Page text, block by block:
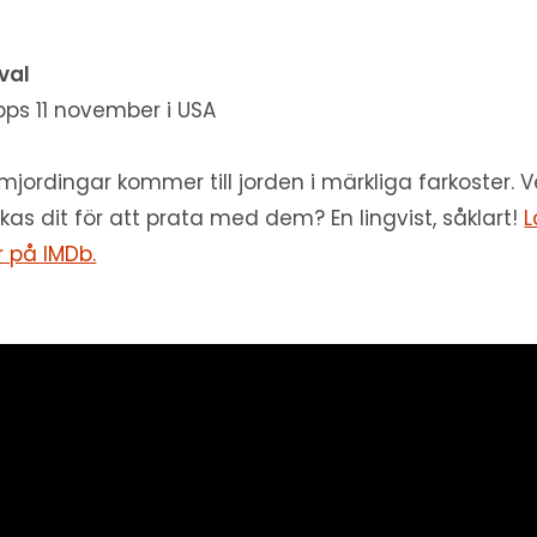
11 november i USA
kommer till jorden i märkliga farkoster.
dit för att prata med dem? En lingvist, såklart!
på IMDb.